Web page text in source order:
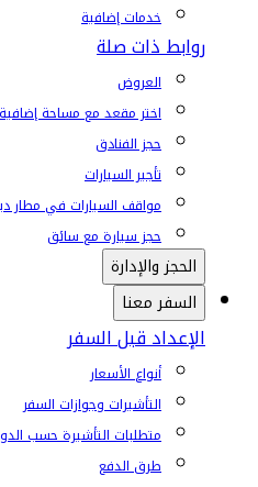
خدمات إضافية
روابط ذات صلة
العروض
اختر مقعد مع مساحة
حجز الفنادق
تأجير السيارات
مواقف السيارات في مطار
حجز سيارة مع سائق
الحجز والإدارة
السفر معنا
الإعداد قبل السفر
أنواع الأسعار
التأشيرات وجوازات السفر
متطلبات التأشيرة حسب
طرق الدفع